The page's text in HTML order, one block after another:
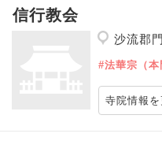
信行教会
沙流郡
#法華宗（本
寺院情報